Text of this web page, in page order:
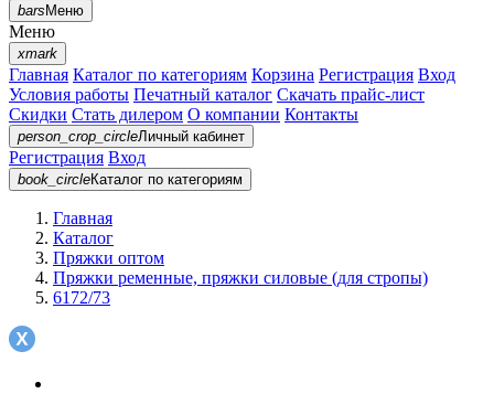
barsМеню
Меню
xmark
Главная Каталог по категориям Корзина Регистрация Вход
Условия работы Печатный каталог Скачать прайс-лист
Скидки Стать дилером О компании Контакты
person_crop_circleЛичный кабинет
Регистрация Вход
book_circleКаталог по категориям
Главная
Каталог
Пряжки оптом
Пряжки ременные, пряжки силовые (для стропы)
6172/73